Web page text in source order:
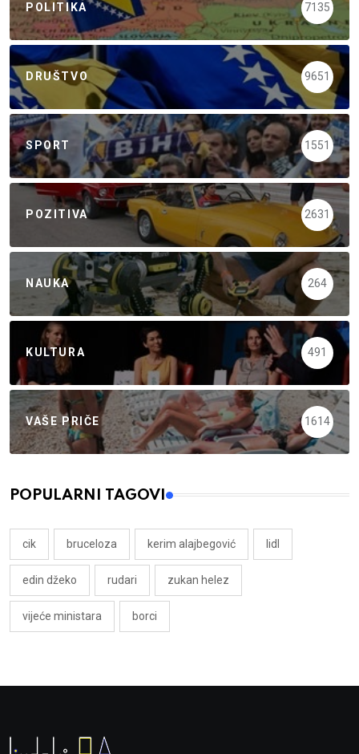
POLITIKA 7135
DRUŠTVO 9651
SPORT 1551
POZITIVA 2631
NAUKA 264
KULTURA 491
VAŠE PRIČE 1614
POPULARNI TAGOVI
cik bruceloza kerim alajbegović lidl
edin džeko rudari zukan helez
vijeće ministara borci